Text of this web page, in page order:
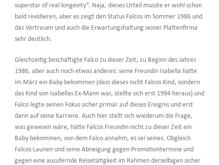
superstar of real longevity“. Naja, dieses Urteil musste er wohl schon
bald revidieren, aber es zeigt den Status Falcos im Sommer 1986 und
das Vertrauen und auch die Erwartungshaltung seiner Plattenfirma
sehr deutlich.
Gleichzeitig beschäftigte Falco zu dieser Zeit, zu Beginn des Jahres
1986, aber auch noch etwas anderes: seine Freundin Isabella hatte
im März ein Baby bekommen (dass dieses nicht Falcos Kind, sondern
das Kind von Isabellas Ex-Mann war, stellte sich erst 1994 heraus) und
Falco legte seinen Fokus sicher primär auf dieses Ereignis und erst
dann auf seine Karriere. Auch hier stellt sich wiederum die Frage,
was gewesen wäre, hätte Falcos Freundin nicht zu dieser Zeit ein
Baby bekommen, von dem Falco annahm, es sei seines. Obgleich
Falcos Launen und seine Abneigung gegen Promotiontermine und
gegen eine ausufernde Reisetätigkeit im Rahmen derselbigen sicher